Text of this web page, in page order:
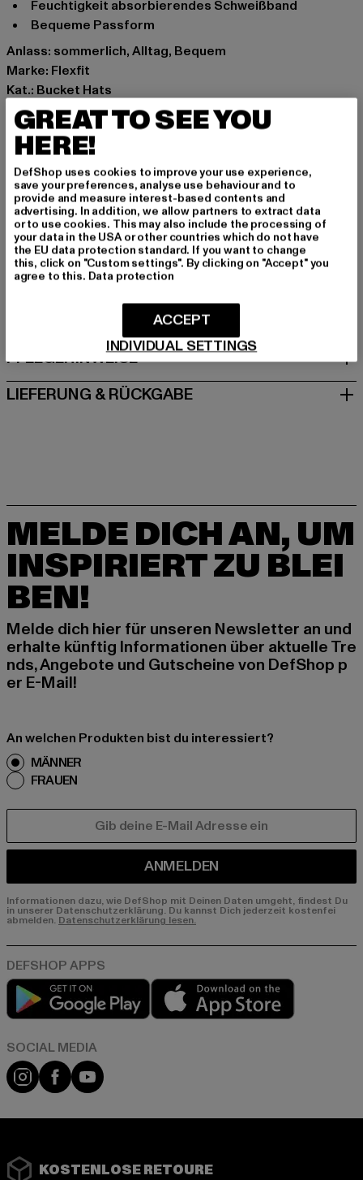
Feuchtigkeit absorbierendes Schweißband
Bequeme Passform
Anlass: sommerlich, Alltag, Bequem
Marke: Flexfit
Kat.: Bucket Hats
Farbe: blau
Hersteller Farbe: navy
Materialzusammensetzung: 98% Baumwolle, 2%
Elasthan
Art.Nr: 5003KH-00155
Hersteller: TB International GmbH |info@tbint.de
Dr.-Robert-Murjahn-Straße 7 | 64372 Ober-Ramstadt |
DE
GRÖSSE & PASSFORM
PFLEGEHINWEISE
LIEFERUNG & RÜCKGABE
MELDE DICH AN, UM
INSPIRIERT ZU BLEI
BEN!
Melde dich hier für unseren Newsletter an und
erhalte künftig Informationen über aktuelle Tre
nds, Angebote und Gutscheine von DefShop p
er E-Mail!
An welchen Produkten bist du interessiert?
MÄNNER
FRAUEN
ANMELDEN
Informationen dazu, wie DefShop mit Deinen Daten umgeht, findest Du
in unserer Datenschutzerklärung. Du kannst Dich jederzeit kostenfei
abmelden. Datenschutzerklärung lesen.
Play market
Instagram
FacebookYouTube
KOSTENLOSE RETOURE
GREAT TO SEE YOU
HERE!
DefShop uses cookies to improve your use experience,
save your preferences, analyse use behaviour and to
provide and measure interest-based contents and
advertising. In addition, we allow partners to extract data
or to use cookies. This may also include the processing of
your data in the USA or other countries which do not have
the EU data protection standard. If you want to change
this, click on "Custom settings". By clicking on "Accept" you
agree to this. Data protection
INDIVIDUAL SETTINGS
ACCEPT